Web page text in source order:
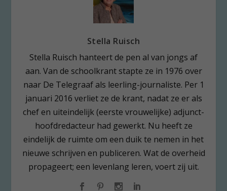
Stella Ruisch
Stella Ruisch hanteert de pen al van jongs af
aan. Van de schoolkrant stapte ze in 1976 over
naar De Telegraaf als leerling-journaliste. Per 1
januari 2016 verliet ze de krant, nadat ze er als
chef en uiteindelijk (eerste vrouwelijke) adjunct-
hoofdredacteur had gewerkt. Nu heeft ze
eindelijk de ruimte om een duik te nemen in het
nieuwe schrijven en publiceren. Wat de overheid
propageert; een levenlang leren, voert zij uit.